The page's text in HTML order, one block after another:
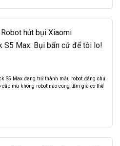
hút bụi Xiaomi
S5 Max: Bụi bẩn cứ để tôi lo!
S5 Max đang trở thành mẫu robot đáng chú
mà không robot nào cùng tầm giá có thể